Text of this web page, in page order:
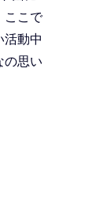
ここで
活動中
の思い